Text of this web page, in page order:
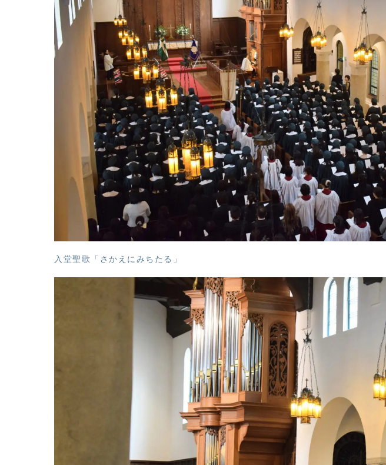
入堂聖歌「さかえにみちたる」